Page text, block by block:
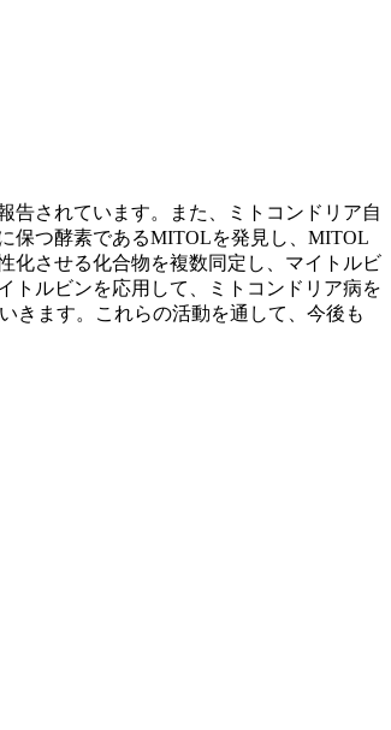
告されています。また、ミトコンドリア自
保つ酵素であるMITOLを発見し、MITOL
化させる化合物を複数同定し、マイトルビ
トルビンを応用して、ミトコンドリア病を
きます。これらの活動を通して、今後も